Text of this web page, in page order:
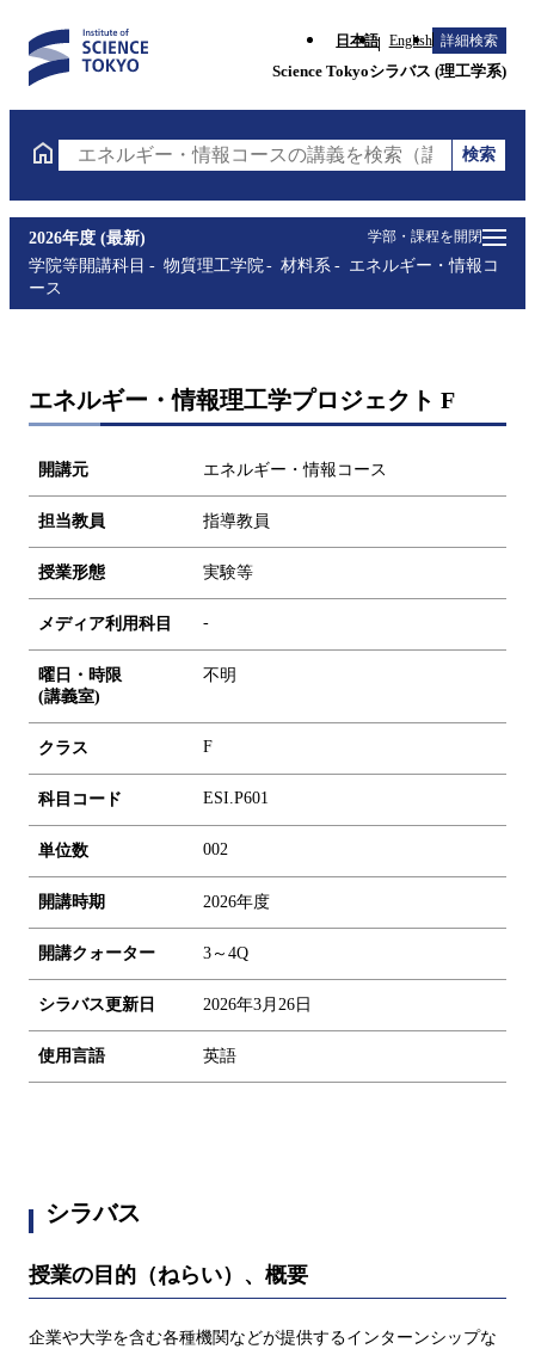
日本語 English 詳細検索
Science Tokyoシラバス (理工学系)
エネルギー・情報コースの講義を検索（講義名・科
検索
学部・課程を開閉
2026年度 (最新)
学院等開講科目
物質理工学院 材料系
エネルギー・情報コ
ース
エネルギー・情報理工学プロジェクト F
開講元 エネルギー・情報コース
担当教員 指導教員
授業形態 実験等
メディア利用科目 -
曜日・時限
(講義室)
不明
クラス F
科目コード ESI.P601
単位数 002
開講時期 2026年度
開講クォーター 3～4Q
シラバス更新日 2026年3月26日
使用言語 英語
シラバス
授業の目的（ねらい）、概要
企業や大学を含む各種機関などが提供するインターンシップな